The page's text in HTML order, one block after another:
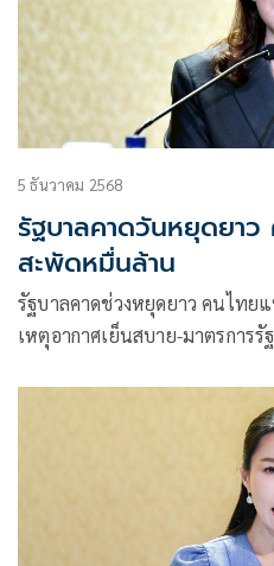
5 ธันวาคม 2568
รัฐบาลคาดวันหยุดยาว
สะพัดหมื่นล้าน
รัฐบาลคาดช่วงหยุดยาว คนไทย
เหตุอากาศเย็นสบาย-มาตรการ